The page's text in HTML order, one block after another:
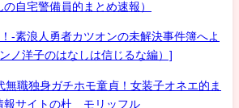
の自宅警備員的まとめ速報）
-素浪人勇者カツオンの未解決事件簿へよ
ノ洋子のはなしは信じるな編）]
独身ガチホモ童貞！女装子オネエ的ま
報サイトの杜 モリッフル